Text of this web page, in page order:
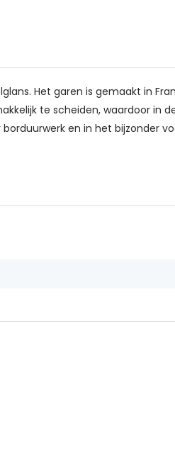
Het garen is gemaakt in
te scheiden, waardoor in
en in het bijzonder